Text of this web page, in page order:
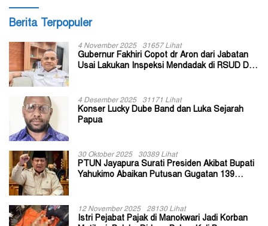
Berita Terpopuler
4 November 2025 31657 Lihat
Gubernur Fakhiri Copot dr Aron dari Jabatan
Usai Lakukan Inspeksi Mendadak di RSUD Dok
4 Desember 2025 31171 Lihat
Konser Lucky Dube Band dan Luka Sejarah
Papua
30 Oktober 2025 30389 Lihat
PTUN Jayapura Surati Presiden Akibat Bupati
Yahukimo Abaikan Putusan Gugatan 139
12 November 2025 28130 Lihat
Istri Pejabat Pajak di Manokwari Jadi Korban